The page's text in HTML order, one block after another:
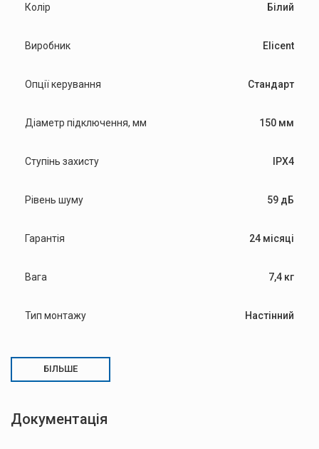
Колір Білий
Виробник Elicent
Опції керування Стандарт
Діаметр підключення, мм 150 мм
Ступінь захисту IPX4
Рівень шуму 59 дБ
Гарантія 24 місяці
Вага 7,4 кг
Тип монтажу Настінний
БІЛЬШЕ
Документація